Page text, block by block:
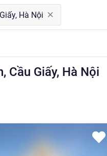
Cầu Giấy, Hà Nội